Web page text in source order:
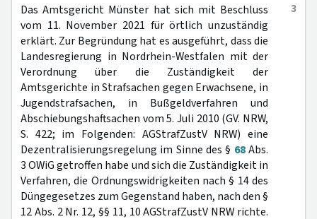
3
Das Amtsgericht Münster hat sich mit Beschluss
vom 11. November 2021 für örtlich unzuständig
erklärt. Zur Begründung hat es ausgeführt, dass die
Landesregierung in Nordrhein-Westfalen mit der
Verordnung über die Zuständigkeit der
Amtsgerichte in Strafsachen gegen Erwachsene, in
Jugendstrafsachen, in Bußgeldverfahren und
Abschiebungshaftsachen vom 5. Juli 2010 (GV. NRW,
S. 422; im Folgenden: AGStrafZustV NRW) eine
Dezentralisierungsregelung im Sinne des § 68Abs.
3 OWiG getroffen habe und sich die Zuständigkeit in
Verfahren, die Ordnungswidrigkeiten nach § 14 des
Düngegesetzes zum Gegenstand haben, nach den §
12 Abs. 2 Nr. 12, §§ 11, 10 AGStrafZustV NRW richte.